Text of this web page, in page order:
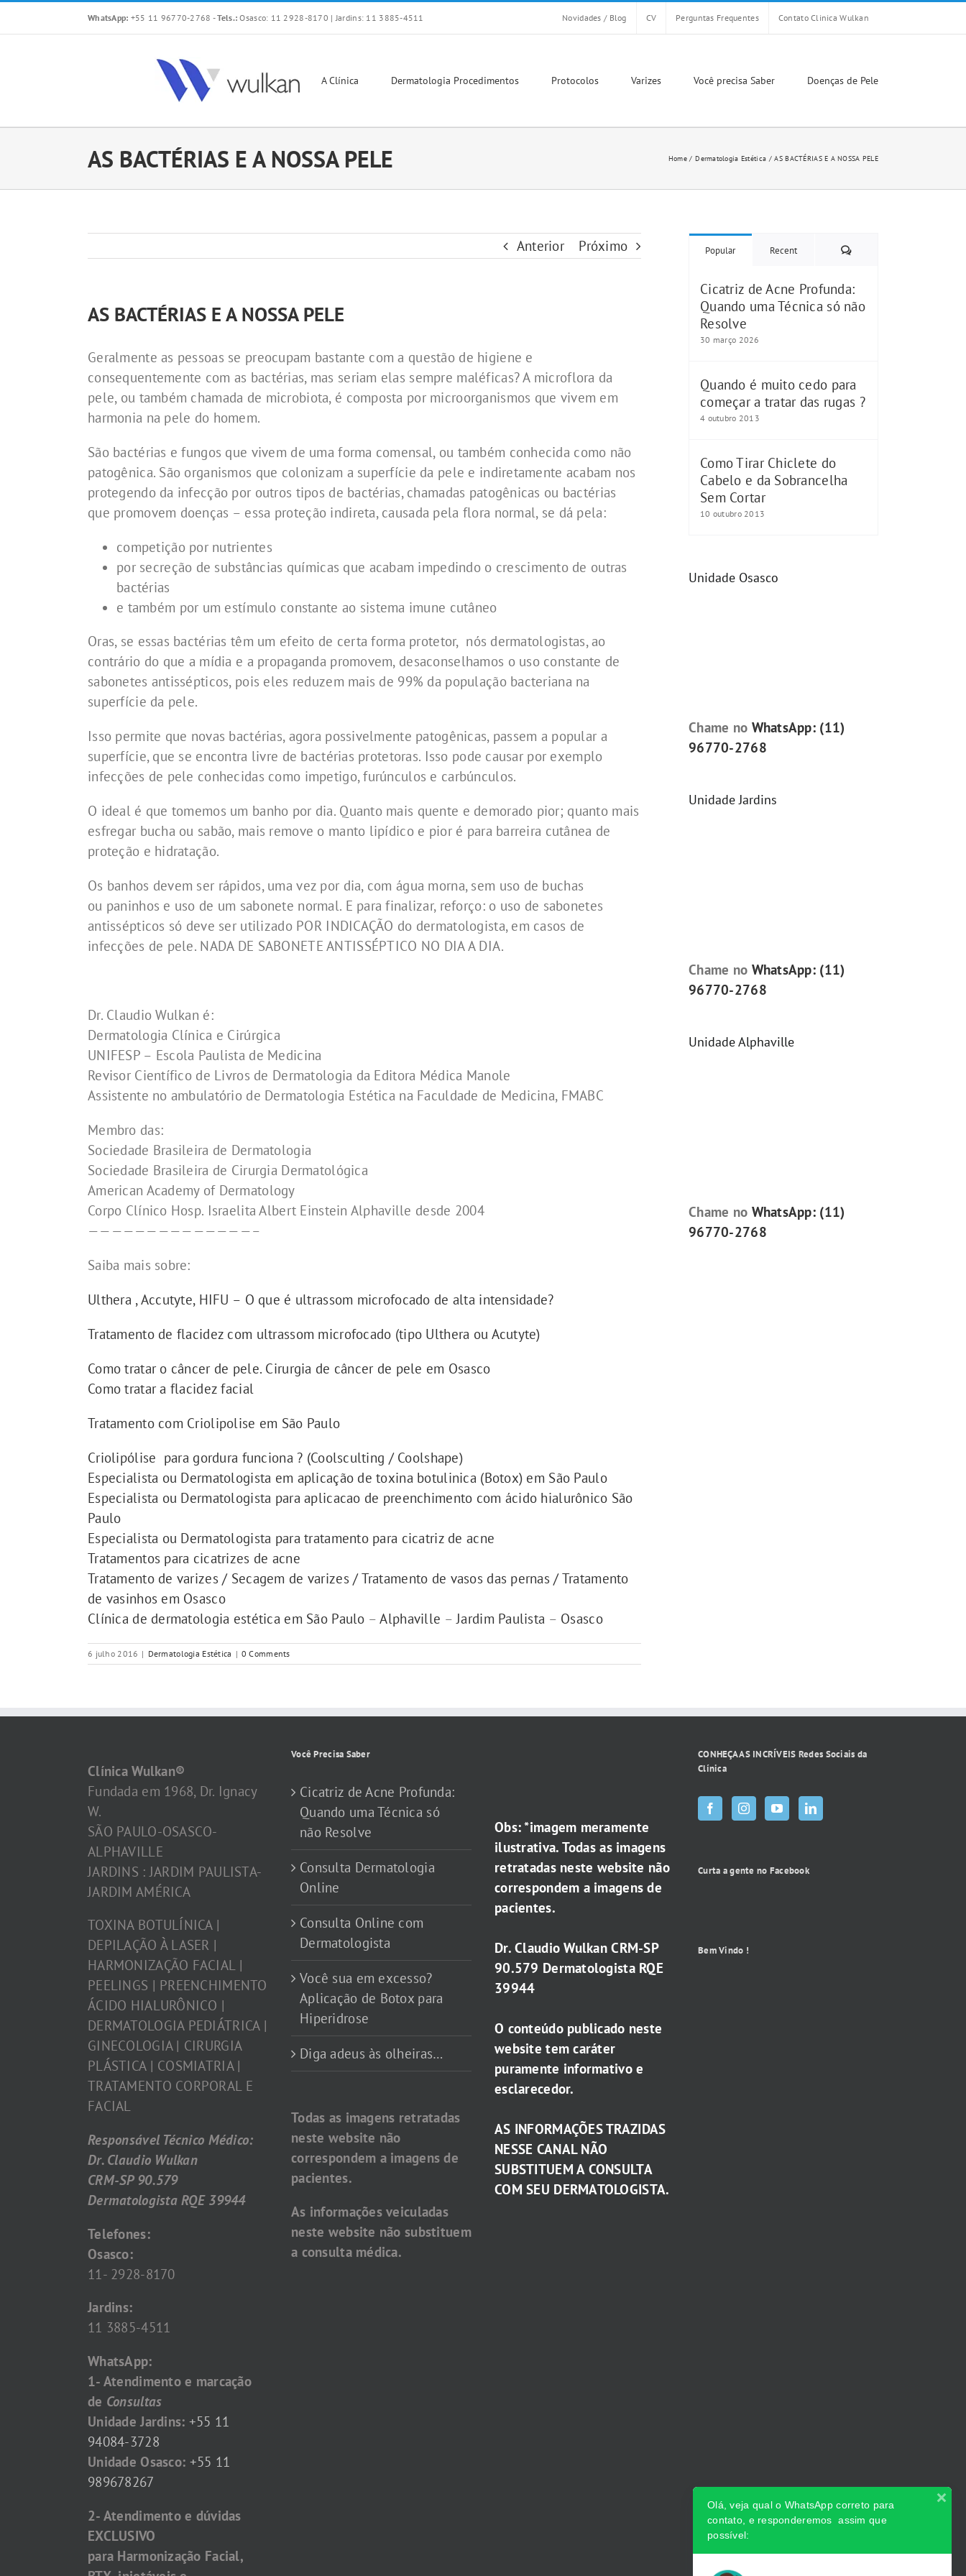
to
WhatsApp: +55 11 96770-2768 -Tels.: Osasco: 11 2928-8170 | Jardins: 11 3885-4511 Novidades / Blog CV Perguntas Frequentes Contato Clinica Wulkan
A Clínica Dermatologia Procedimentos Protocolos Varizes Você precisa Saber Doenças de Pele
AS BACTÉRIAS E A NOSSA PELE Home Dermatologia Estética AS BACTÉRIAS E A NOSSA PELE
Anterior Próximo
AS BACTÉRIAS E A NOSSA PELE
Geralmente as pessoas se preocupam bastante com a questão de higiene e
consequentemente com as bactérias, mas seriam elas sempre maléficas? A microflora da
pele, ou também chamada de microbiota, é composta por microorganismos que vivem em
harmonia na pele do homem.
São bactérias e fungos que vivem de uma forma comensal, ou também conhecida como não
patogênica. São organismos que colonizam a superfície da pele e indiretamente acabam nos
protegendo da infecção por outros tipos de bactérias, chamadas patogênicas ou bactérias
que promovem doenças – essa proteção indireta, causada pela flora normal, se dá pela:
competição por nutrientes
por secreção de substâncias químicas que acabam impedindo o crescimento de outras
bactérias
e também por um estímulo constante ao sistema imune cutâneo
Oras, se essas bactérias têm um efeito de certa forma protetor, nós dermatologistas, ao
contrário do que a mídia e a propaganda promovem, desaconselhamos o uso constante de
sabonetes antissépticos, pois eles reduzem mais de 99% da população bacteriana na
superfície da pele.
Isso permite que novas bactérias, agora possivelmente patogênicas, passem a popular a
superfície, que se encontra livre de bactérias protetoras. Isso pode causar por exemplo
infecções de pele conhecidas como impetigo, furúnculos e carbúnculos.
O ideal é que tomemos um banho por dia. Quanto mais quente e demorado pior; quanto mais
esfregar bucha ou sabão, mais remove o manto lipídico e pior é para barreira cutânea de
proteção e hidratação.
Os banhos devem ser rápidos, uma vez por dia, com água morna, sem uso de buchas
ou paninhos e uso de um sabonete normal. E para finalizar, reforço: o uso de sabonetes
antissépticos só deve ser utilizado POR INDICAÇÃO do dermatologista, em casos de
infecções de pele. NADA DE SABONETE ANTISSÉPTICO NO DIA A DIA.
Dr. Claudio Wulkan é:
Dermatologia Clínica e Cirúrgica
UNIFESP – Escola Paulista de Medicina
Revisor Científico de Livros de Dermatologia da Editora Médica Manole
Assistente no ambulatório de Dermatologia Estética na Faculdade de Medicina, FMABC
Membro das:
Sociedade Brasileira de Dermatologia
Sociedade Brasileira de Cirurgia Dermatológica
American Academy of Dermatology
Corpo Clínico Hosp. Israelita Albert Einstein Alphaville desde 2004
——————————————–
Saiba mais sobre:
Ulthera , Accutyte, HIFU – O que é ultrassom microfocado de alta intensidade?
Tratamento de flacidez com ultrassom microfocado (tipo Ulthera ou Acutyte)
Como tratar o câncer de pele. Cirurgia de câncer de pele em Osasco
Como tratar a flacidez facial
Tratamento com Criolipolise em São Paulo
Criolipólise para gordura funciona ? (Coolsculting / Coolshape)
Especialista ou Dermatologista em aplicação de toxina botulinica (Botox) em São Paulo
Especialista ou Dermatologista para aplicacao de preenchimento com ácido hialurônico São
Paulo
Especialista ou Dermatologista para tratamento para cicatriz de acne
Tratamentos para cicatrizes de acne
Tratamento de varizes / Secagem de varizes / Tratamento de vasos das pernas / Tratamento
de vasinhos em Osasco
Clínica de dermatologia estética em São Paulo –Alphaville –Jardim Paulista – Osasco
6 julho 2016 | Dermatologia Estética | 0 Comments
Popular Recent Comments
Cicatriz de Acne Profunda:
Quando uma Técnica só não
Resolve
30 março 2026
Quando é muito cedo para
começar a tratar das rugas ?
4 outubro 2013
Como Tirar Chiclete do
Cabelo e da Sobrancelha
Sem Cortar
10 outubro 2013
Unidade Osasco
Chame no WhatsApp: (11)
96770-2768
Unidade Jardins
Chame no WhatsApp: (11)
96770-2768
Unidade Alphaville
Chame no WhatsApp: (11)
96770-2768
Clínica Wulkan®
Fundada em 1968, Dr. Ignacy
W.
SÃO PAULO-OSASCO-
ALPHAVILLE
JARDINS : JARDIM PAULISTA-
JARDIM AMÉRICA
TOXINA BOTULÍNICA |
DEPILAÇÃO À LASER |
HARMONIZAÇÃO FACIAL |
PEELINGS | PREENCHIMENTO
ÁCIDO HIALURÔNICO |
DERMATOLOGIA PEDIÁTRICA |
GINECOLOGIA | CIRURGIA
PLÁSTICA | COSMIATRIA |
TRATAMENTO CORPORAL E
FACIAL
Responsável Técnico Médico:
Dr. Claudio Wulkan
CRM-SP 90.579
Dermatologista RQE 39944
Telefones:
Osasco:
11- 2928-8170
Jardins:
11 3885-4511
WhatsApp:
1- Atendimento e marcação
de Consultas
Unidade Jardins: +55 11
94084-3728
Unidade Osasco: +55 11
989678267
2- Atendimento e dúvidas
EXCLUSIVO
para Harmonização Facial,
Você Precisa Saber
Cicatriz de Acne Profunda:
Quando uma Técnica só
não Resolve
Consulta Dermatologia
Online
Consulta Online com
Dermatologista
Você sua em excesso?
Aplicação de Botox para
Hiperidrose
Diga adeus às olheiras…
Todas as imagens retratadas
neste website não
correspondem a imagens de
pacientes.
As informações veiculadas
neste website não substituem
a consulta médica.
Obs: *imagem meramente
ilustrativa. Todas as imagens
retratadas neste website não
correspondem a imagens de
pacientes.
Dr. Claudio Wulkan CRM-SP
90.579 Dermatologista RQE
39944
O conteúdo publicado neste
website tem caráter
puramente informativo e
esclarecedor.
AS INFORMAÇÕES TRAZIDAS
NESSE CANAL NÃO
SUBSTITUEM A CONSULTA
COM SEU DERMATOLOGISTA.
CONHEÇA AS INCRÍVEIS Redes Sociais da
Clínica
Curta a gente no Facebook
Bem Vindo !
Olá, veja qual o WhatsApp correto para
contato, e responderemos assim que
possível: